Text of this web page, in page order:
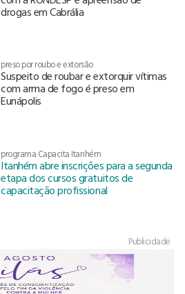
drogas em Cabrália
preso por roubo e extorsão
Suspeito de roubar e extorquir vítimas
com arma de fogo é preso em
Eunápolis
programa Capacita Itanhém
Itanhém abre inscrições para a segunda
etapa dos cursos gratuitos de
capacitação profissional
Publicidade